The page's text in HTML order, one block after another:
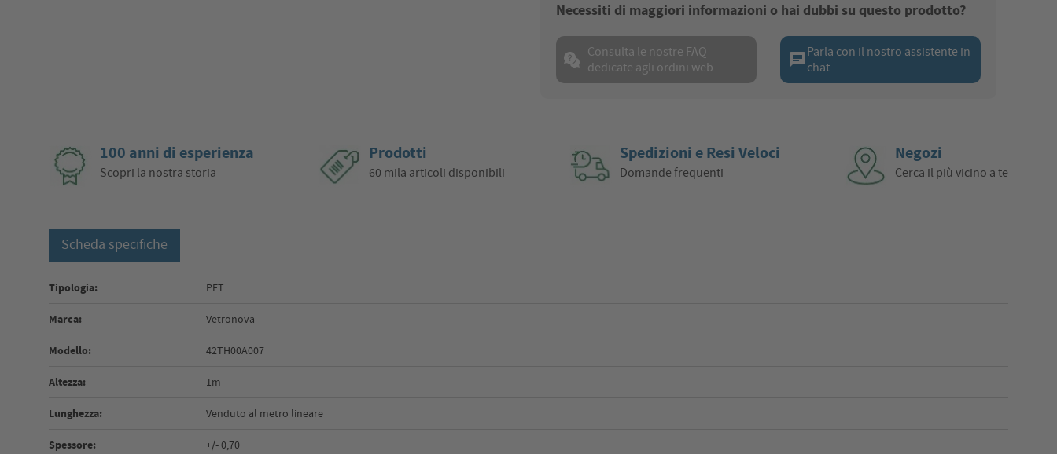
Necessiti di maggiori informazioni o hai dubbi su questo prodotto?
Consulta le nostre FAQ
dedicate agli ordini web
chatParla con il nostro assistente in
chat
100 anni di esperienza
Scopri la nostra storia
Prodotti
60 mila articoli disponibili
Spedizioni e Resi Veloci
Domande frequenti
Negozi
Cerca il più vicino a te
Scheda specifiche
Tipologia: PET
Marca: Vetronova
Modello: 42TH00A007
Altezza: 1m
Lunghezza: Venduto al metro lineare
Spessore: +/- 0,70